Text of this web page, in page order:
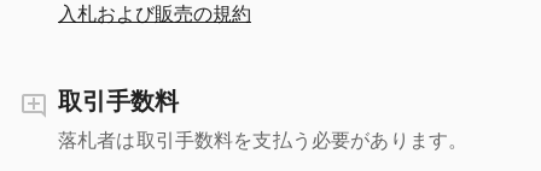
入札および販売の規約
取引手数料
落札者は取引手数料を支払う必要があります。